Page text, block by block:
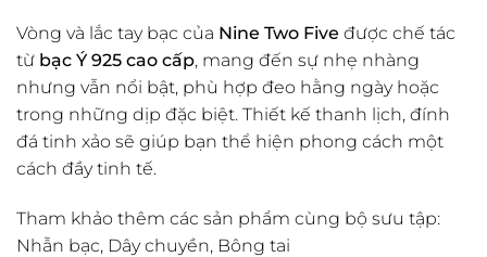
Vòng và lắc tay bạc của Nine Two Five được chế tác
từ bạc Ý 925 cao cấp, mang đến sự nhẹ nhàng
nhưng vẫn nổi bật, phù hợp đeo hằng ngày hoặc
trong những dịp đặc biệt. Thiết kế thanh lịch, đính
đá tinh xảo sẽ giúp bạn thể hiện phong cách một
cách đầy tinh tế.
Tham khảo thêm các sản phẩm cùng bộ sưu tập:
Nhẫn bạc, Dây chuyền, Bông tai